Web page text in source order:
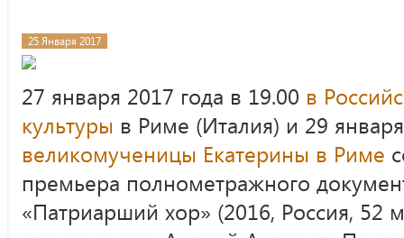
25 Января 2017
27 января 2017 года в 19.00 в
культуры в Риме (Италия) и 29
великомученицы Екатерины в Риме
премьера полнометражного
«Патриарший хор» (2016, Россия, 52